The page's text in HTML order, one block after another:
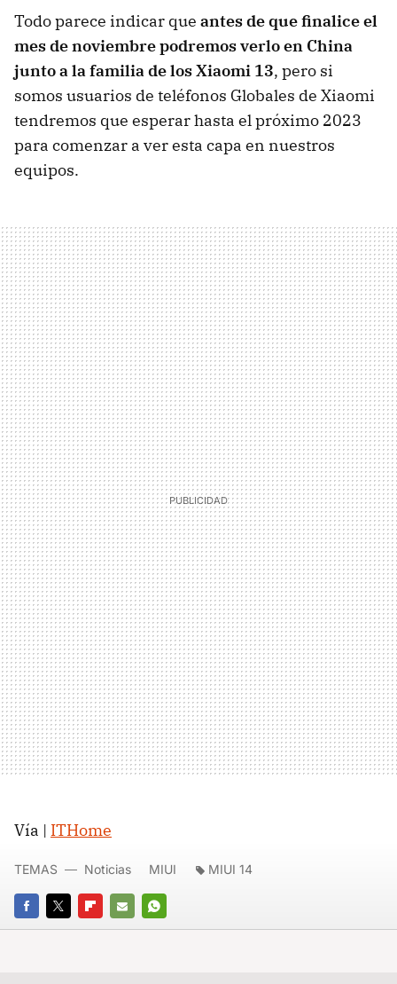
Todo parece indicar que antes de que finalice el
mes de noviembre podremos verlo en China
junto a la familia de los Xiaomi 13, pero si
somos usuarios de teléfonos Globales de Xiaomi
tendremos que esperar hasta el próximo 2023
para comenzar a ver esta capa en nuestros
equipos.
Vía | ITHome
FACEBOOK
TWITTERFLIPBOARD
E-
WHATSAPP
TEMAS Noticias MIUI MIUI 14